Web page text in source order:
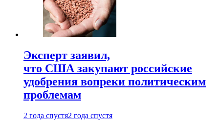
Эксперт заявил,
что США закупают российские
удобрения вопреки политическим
проблемам
2 года спустя2 года спустя